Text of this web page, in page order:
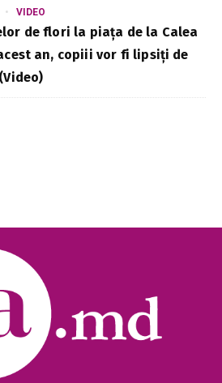
VIDEO
de flori la piața de la Calea
an, copiii vor fi lipsiți de